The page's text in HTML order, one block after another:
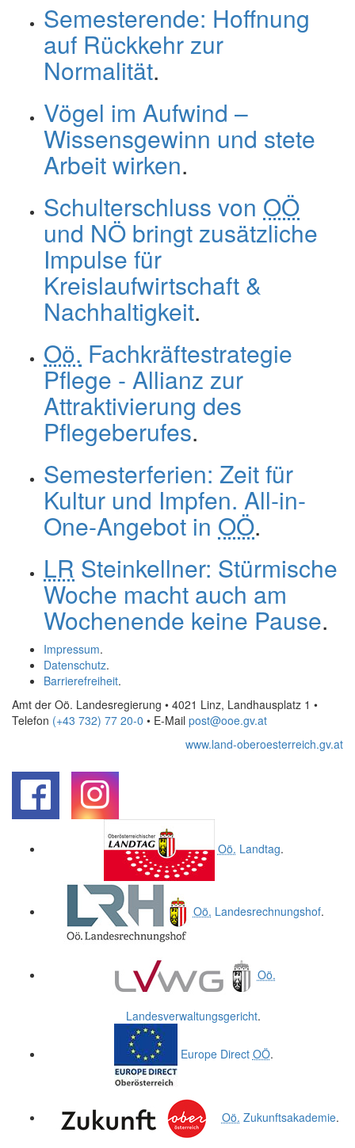
Semesterende: Hoffnung
auf Rückkehr zur
Normalität.
Vögel im Aufwind –
Wissensgewinn und stete
Arbeit wirken.
Schulterschluss von OÖ
und NÖ bringt zusätzliche
Impulse für
Kreislaufwirtschaft &
Nachhaltigkeit.
Oö. Fachkräftestrategie
Pflege - Allianz zur
Attraktivierung des
Pflegeberufes.
Semesterferien: Zeit für
Kultur und Impfen. All-in-
One-Angebot in OÖ.
LR Steinkellner: Stürmische
Woche macht auch am
Wochenende keine Pause.
Impressum.
Datenschutz.
Barrierefreiheit.
Amt der Oö. Landesregierung • 4021 Linz, Landhausplatz 1 •
Telefon (+43 732) 77 20-0 • E-Mail post@ooe.gv.at
www.land-oberoesterreich.gv.at
Oö. Landtag.
Oö. Landesrechnungshof.
Oö.
Landesverwaltungsgericht.
Europe Direct OÖ.
Oö. Zukunftsakademie.